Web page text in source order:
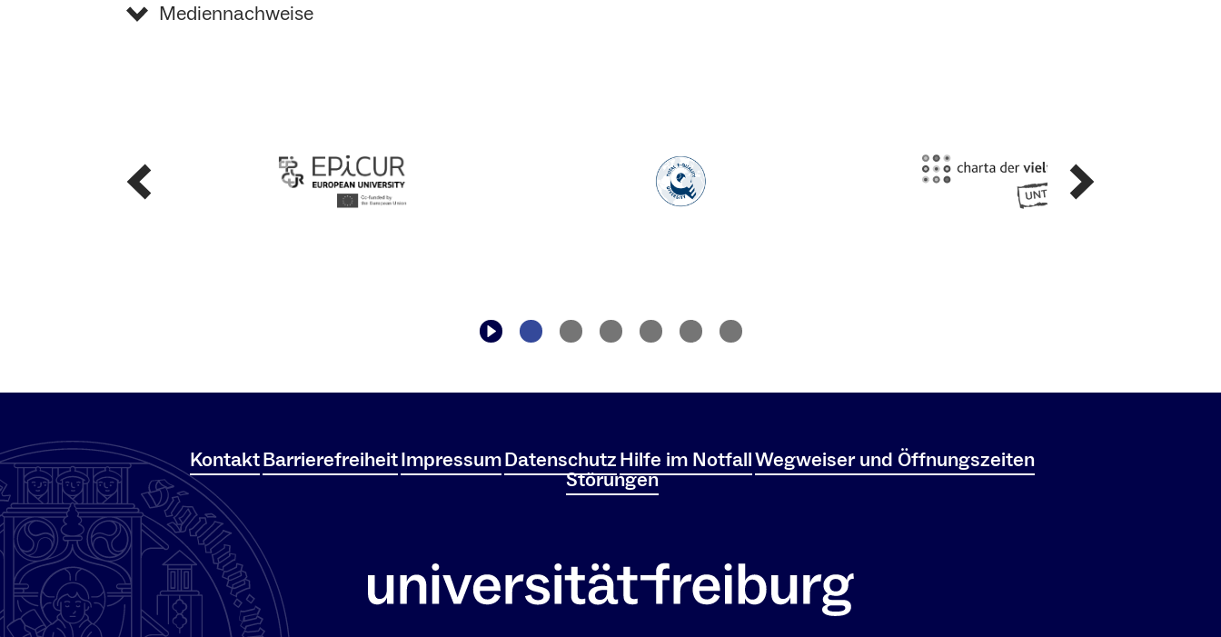
Mediennachweise
KontaktBarrierefreiheitImpressumDatenschutzHilfe im NotfallWegweiser und Öffnungszeiten
Störungen